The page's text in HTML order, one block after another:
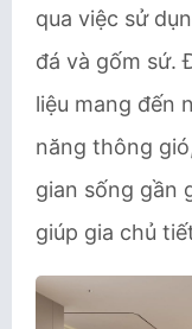
qua việc sử
đá và gốm sứ.
liệu mang đến
năng thông
gian sống gần
giúp gia chủ